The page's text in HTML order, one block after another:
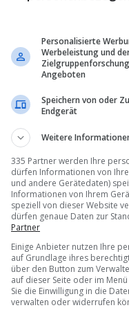
Personalisierte
Werbeleistung und
Angeboten
Speichern von oder
Endgerät
Weitere
335 Partner werden Ihre
dürfen Informationen von
und andere Gerätedaten)
Informationen von Ihrem
speziell von dieser Website
dürfen genaue Daten zur
Partner
Einige Anbieter nutzen Ihre
auf Grundlage ihres
über den Button zum
auf dieser Seite oder im
Sie die Einwilligung in die
verwalten oder widerrufen